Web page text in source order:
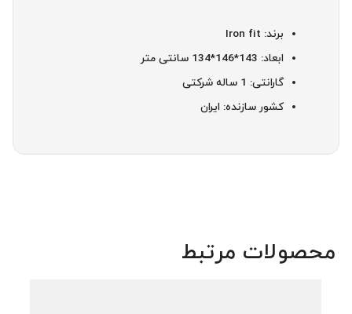
برند: Iron fit
ابعاد: 143*146*134 سانتی متر
گارانتی: 1 ساله شرکتی
کشور سازنده: ایران
محصولات مرتبط